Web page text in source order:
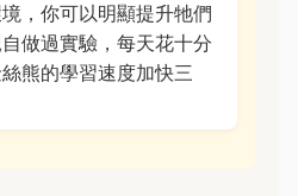
，你可以明顯提升牠們
做過實驗，每天花十分
熊的學習速度加快三